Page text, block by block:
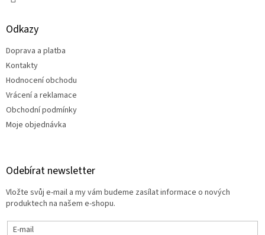
Odkazy
Doprava a platba
Kontakty
Hodnocení obchodu
Vrácení a reklamace
Obchodní podmínky
Moje objednávka
Odebírat newsletter
Vložte svůj e-mail a my vám budeme zasílat informace o nových
produktech na našem e-shopu.
E-mail